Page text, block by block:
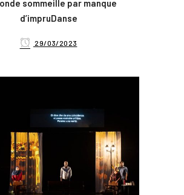
sommeille par manque
d’impruDanse
29/03/2023